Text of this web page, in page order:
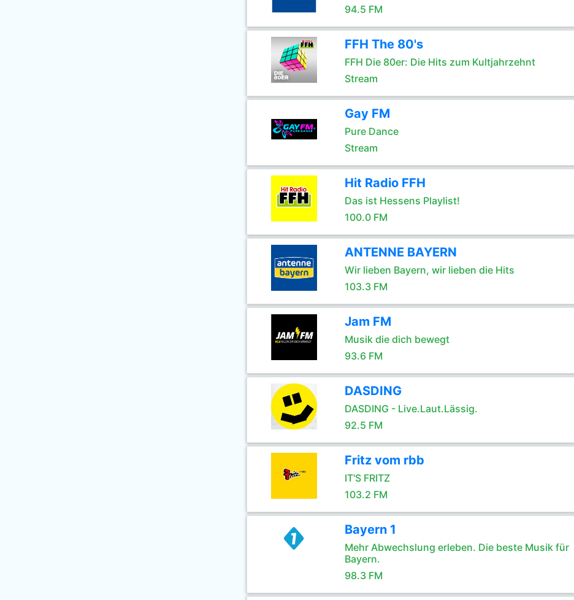
94.5 FM
FFH The 80's
FFH Die 80er: Die Hits zum Kultjahrzehnt
Stream
Gay FM
Pure Dance
Stream
Hit Radio FFH
Das ist Hessens Playlist!
100.0 FM
ANTENNE BAYERN
Wir lieben Bayern, wir lieben die Hits
103.3 FM
Jam FM
Musik die dich bewegt
93.6 FM
DASDING
DASDING - Live.Laut.Lässig.
92.5 FM
Fritz vom rbb
IT'S FRITZ
103.2 FM
Bayern 1
Mehr Abwechslung erleben. Die beste Musik für
Bayern.
98.3 FM